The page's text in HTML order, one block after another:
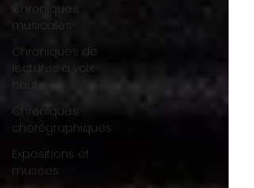
Chroniques
musicales
Chroniques de
lectures à voix
haute
Chroniques
chorégraphiques
Expositions et
musées